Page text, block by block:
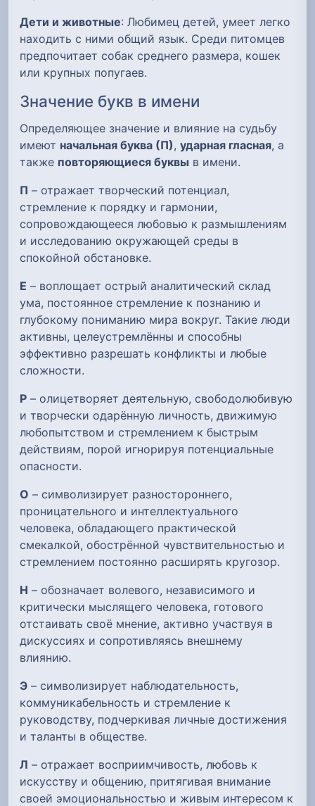
Дети и животные: Любимец детей, умеет легко
находить с ними общий язык. Среди питомцев
предпочитает собак среднего размера, кошек
или крупных попугаев.
Значение букв в имени
Определяющее значение и влияние на судьбу
имеют начальная буква (П), ударная гласная, а
также повторяющиеся буквы в имени.
П – отражает творческий потенциал,
стремление к порядку и гармонии,
сопровождающееся любовью к размышлениям
и исследованию окружающей среды в
спокойной обстановке.
Е – воплощает острый аналитический склад
ума, постоянное стремление к познанию и
глубокому пониманию мира вокруг. Такие люди
активны, целеустремлённы и способны
эффективно разрешать конфликты и любые
сложности.
Р – олицетворяет деятельную, свободолюбивую
и творчески одарённую личность, движимую
любопытством и стремлением к быстрым
действиям, порой игнорируя потенциальные
опасности.
О – символизирует разностороннего,
проницательного и интеллектуального
человека, обладающего практической
смекалкой, обострённой чувствительностью и
стремлением постоянно расширять кругозор.
Н – обозначает волевого, независимого и
критически мыслящего человека, готового
отстаивать своё мнение, активно участвуя в
дискуссиях и сопротивляясь внешнему
влиянию.
Э – символизирует наблюдательность,
коммуникабельность и стремление к
руководству, подчеркивая личные достижения
и таланты в обществе.
Л – отражает восприимчивость, любовь к
искусству и общению, притягивая внимание
своей эмоциональностью и живым интересом к